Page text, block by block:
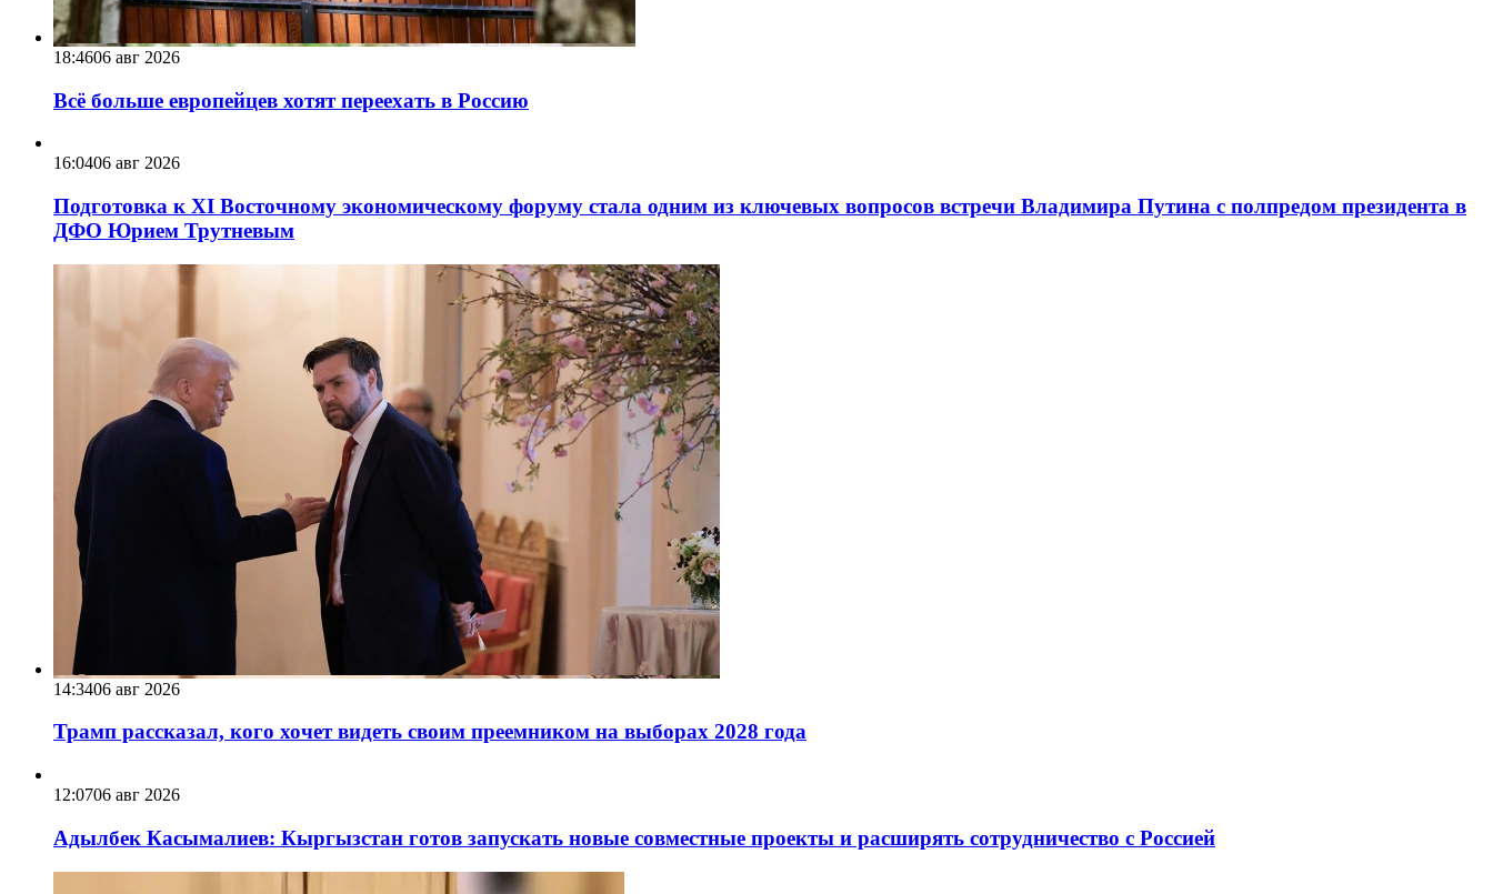
18:4606 авг 2026
Всё больше европейцев хотят переехать в Россию
16:0406 авг 2026
Подготовка к XI Восточному экономическому форуму стала одним из ключевых вопросов встречи Владимира Путина с полпредом президента в
ДФО Юрием Трутневым
14:3406 авг 2026
Трамп рассказал, кого хочет видеть своим преемником на выборах 2028 года
12:0706 авг 2026
Адылбек Касымалиев: Кыргызстан готов запускать новые совместные проекты и расширять сотрудничество с Россией